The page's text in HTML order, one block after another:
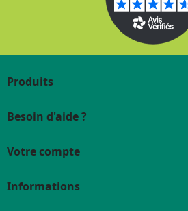
Produits
Besoin d'aide ?
Votre compte
Informations